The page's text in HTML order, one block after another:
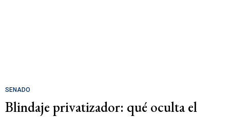
SENADO
Blindaje privatizador: qué oculta el